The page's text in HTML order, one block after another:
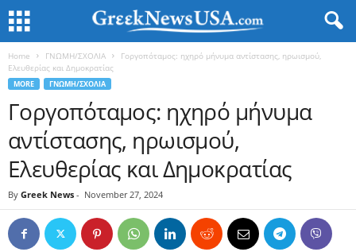
Home ΓΝΩΜΗ/ΣΧΟΛΙΑ
Γοργοπόταμος: ηχηρό μήνυμα αντίστασης, ηρωισμού,
Ελευθερίας και Δημοκρατίας
MORE ΓΝΩΜΗ/ΣΧΟΛΙΑ
Γοργοπόταμος: ηχηρό μήνυμα
αντίστασης, ηρωισμού,
Ελευθερίας και Δημοκρατίας
By Greek News - November 27, 2024